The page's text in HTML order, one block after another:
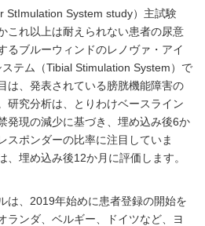
StImulation System study）主試験
これ以上は耐えられない患者の尿意
るブルーウィンドのレノヴァ・アイ
テム（Tibial Stimulation System）で
は、発表されている膀胱機能障害の
研究分析は、とりわけベースライン
発現の減少に基づき、埋め込み後6か
スポンダーの比率に注目していま
、埋め込み後12か月に評価します。
は、2019年始めに患者登録の開始を
ランダ、ベルギー、ドイツなど、ヨ